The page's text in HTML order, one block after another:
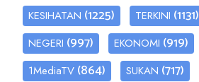
KESIHATAN (1225) TERKINI (1131)
NEGERI (997) EKONOMI (919)
1MediaTV (864) SUKAN (717)